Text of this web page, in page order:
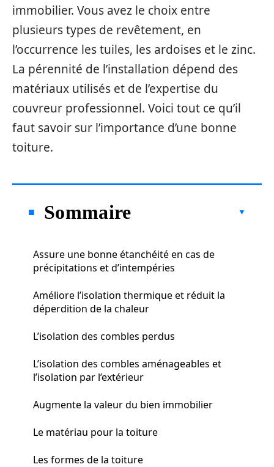
immobilier. Vous avez le choix entre
plusieurs types de revêtement, en
l’occurrence les tuiles, les ardoises et le zinc.
La pérennité de l’installation dépend des
matériaux utilisés et de l’expertise du
couvreur professionnel. Voici tout ce qu’il
faut savoir sur l’importance d’une bonne
toiture.
Sommaire
Assure une bonne étanchéité en cas de
précipitations et d’intempéries
Améliore l’isolation thermique et réduit la
déperdition de la chaleur
L’isolation des combles perdus
L’isolation des combles aménageables et
l’isolation par l’extérieur
Augmente la valeur du bien immobilier
Le matériau pour la toiture
Les formes de la toiture